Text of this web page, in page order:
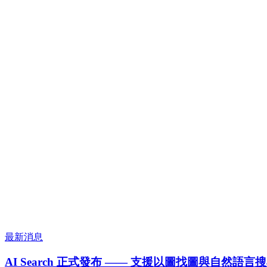
最新消息
AI Search 正式發布 —— 支援以圖找圖與自然語言